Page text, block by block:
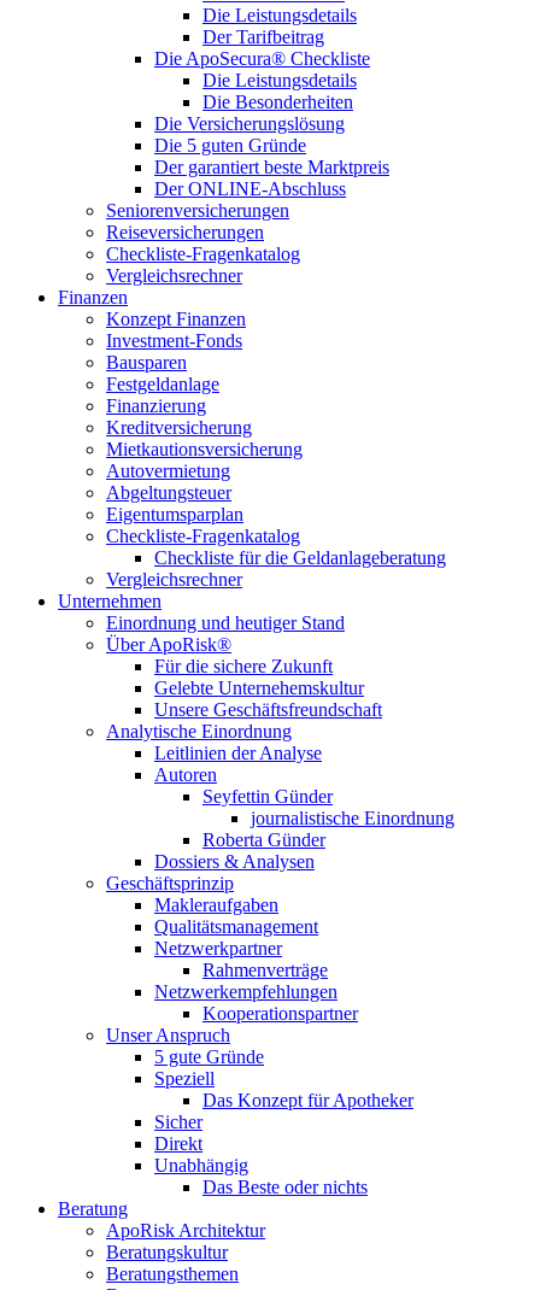
Die Leistungsdetails
Der Tarifbeitrag
Die ApoSecura® Checkliste
Die Leistungsdetails
Die Besonderheiten
Die Versicherungslösung
Die 5 guten Gründe
Der garantiert beste Marktpreis
Der ONLINE-Abschluss
Seniorenversicherungen
Reiseversicherungen
Checkliste-Fragenkatalog
Vergleichsrechner
Finanzen
Konzept Finanzen
Investment-Fonds
Bausparen
Festgeldanlage
Finanzierung
Kreditversicherung
Mietkautionsversicherung
Autovermietung
Abgeltungsteuer
Eigentumsparplan
Checkliste-Fragenkatalog
Checkliste für die Geldanlageberatung
Vergleichsrechner
Unternehmen
Einordnung und heutiger Stand
Über ApoRisk®
Für die sichere Zukunft
Gelebte Unternehemskultur
Unsere Geschäftsfreundschaft
Analytische Einordnung
Leitlinien der Analyse
Autoren
Seyfettin Günder
journalistische Einordnung
Roberta Günder
Dossiers & Analysen
Geschäftsprinzip
Makleraufgaben
Qualitätsmanagement
Netzwerkpartner
Rahmenverträge
Netzwerkempfehlungen
Kooperationspartner
Unser Anspruch
5 gute Gründe
Speziell
Das Konzept für Apotheker
Sicher
Direkt
Unabhängig
Das Beste oder nichts
Beratung
ApoRisk Architektur
Beratungskultur
Beratungsthemen